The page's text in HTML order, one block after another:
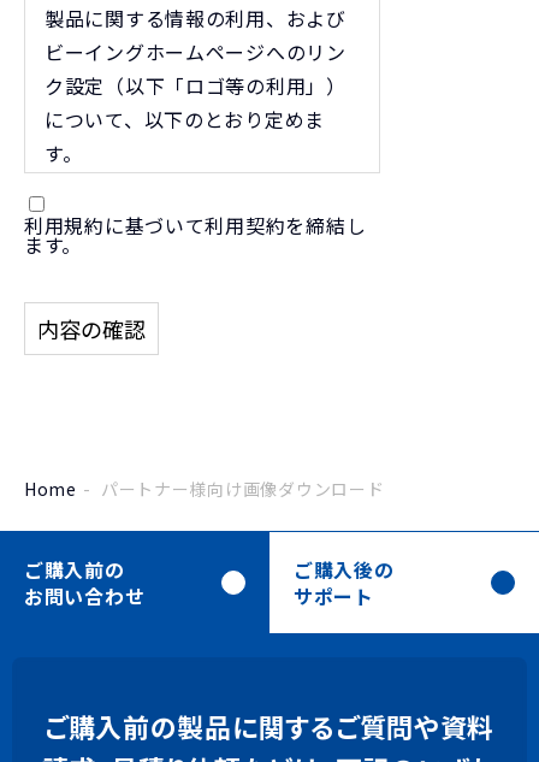
製品に関する情報の利用、および
ビーイングホームページへのリン
ク設定（以下「ロゴ等の利用」）
について、以下のとおり定めま
す。
なお、ビーイングとロゴ等の利用
者（以下「利用者」）との間で代
は、本規約の各条項または本規約
が企図する取引の性質に反しない
ます。
定義
「ロゴ等」とは、以下を総称し
ていいます。
ビーイングおよびビーイング
利用規約に基づいて利用契約を締結し
ます。
Home パートナー様向け画像ダウンロード
ご購入前の
お問い合わせ
ご購入前の製品に関するご質問や資料
ご購入後の
サポート